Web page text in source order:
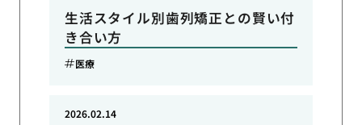
生活スタイル別歯列矯正との賢い付
き合い方
医療
2026.02.14